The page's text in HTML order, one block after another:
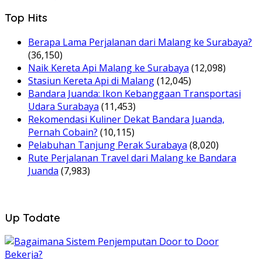
Top Hits
Berapa Lama Perjalanan dari Malang ke Surabaya?
(36,150)
Naik Kereta Api Malang ke Surabaya (12,098)
Stasiun Kereta Api di Malang(12,045)
Bandara Juanda: Ikon Kebanggaan Transportasi
Udara Surabaya (11,453)
Rekomendasi Kuliner Dekat Bandara Juanda,
Pernah Cobain? (10,115)
Pelabuhan Tanjung Perak Surabaya (8,020)
Rute Perjalanan Travel dari Malang ke Bandara
Juanda (7,983)
Up Todate